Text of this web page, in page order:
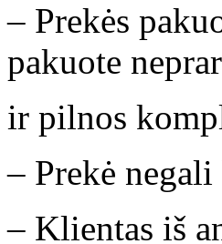
– Prekės
pakuote
ir pilnos
– Prekė
– Klientas iš